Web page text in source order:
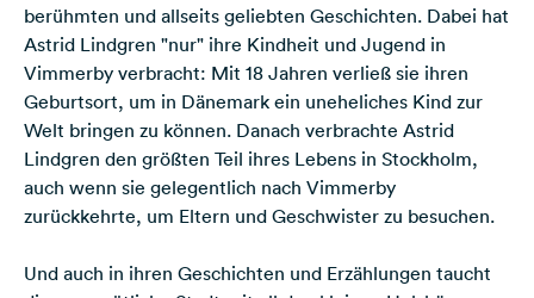
berühmten und allseits geliebten Geschichten. Dabei hat
Astrid Lindgren "nur" ihre Kindheit und Jugend in
Vimmerby verbracht: Mit 18 Jahren verließ sie ihren
Geburtsort, um in Dänemark ein uneheliches Kind zur
Welt bringen zu können. Danach verbrachte Astrid
Lindgren den größten Teil ihres Lebens in Stockholm,
auch wenn sie gelegentlich nach Vimmerby
zurückkehrte, um Eltern und Geschwister zu besuchen.
Und auch in ihren Geschichten und Erzählungen taucht